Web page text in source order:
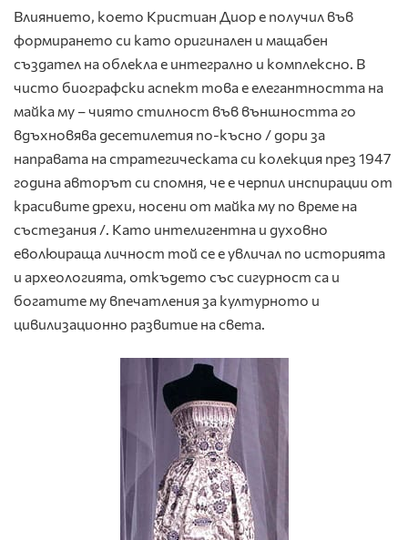
Влиянието, което Кристиан Диор е получил във
формирането си като оригинален и мащабен
създател на облекла е интегрално и комплексно. В
чисто биографски аспект това е елегантността на
майка му – чиято стилност във външността го
вдъхновява десетилетия по-късно / дори за
направата на стратегическата си колекция през 1947
година авторът си спомня, че е черпил инспирации от
красивите дрехи, носени от майка му по време на
състезания /. Като интелигентна и духовно
еволюираща личност той се е увличал по историята
и археологията, откъдето със сигурност са и
богатите му впечатления за културното и
цивилизационно развитие на света.